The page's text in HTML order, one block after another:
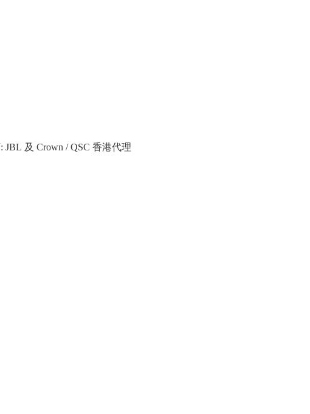
JBL 及 Crown / QSC 香港代理